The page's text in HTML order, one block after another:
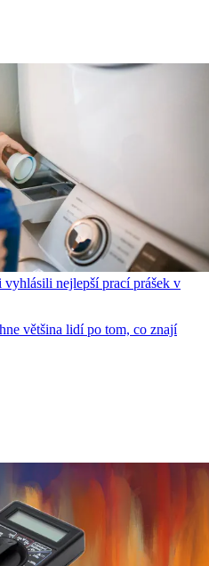
nejlepší prací prášek v
většina lidí po tom, co znají